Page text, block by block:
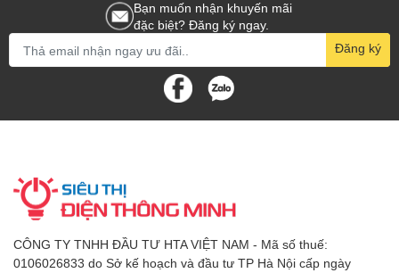
Bạn muốn nhận khuyến mãi
đặc biệt? Đăng ký ngay.
Đăng ký
CÔNG TY TNHH ĐẦU TƯ HTA VIỆT NAM - Mã số thuế:
0106026833 do Sở kế hoạch và đầu tư TP Hà Nội cấp ngày